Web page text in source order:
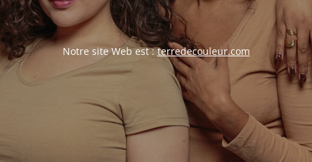
Notre site Web est :terredecouleur.com